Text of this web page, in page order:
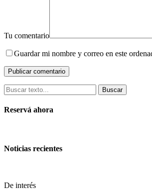
Tu comentario
Guardar mi nombre y correo en este
Buscar
Reservá ahora
Noticias recientes
De interés